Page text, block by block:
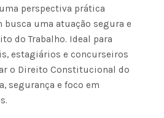
perspectiva prática
busca uma atuação segura e
do Trabalho. Ideal para
estagiários e concurseiros
o Direito Constitucional do
segurança e foco em